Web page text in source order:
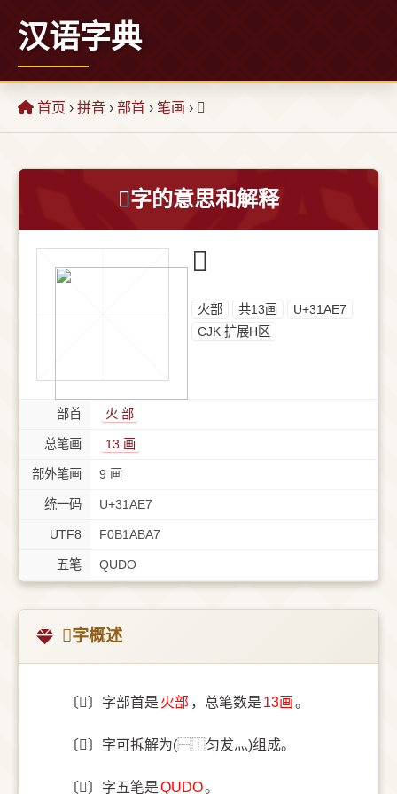
汉语字典
首页 › 拼音 › 部首 › 笔画 › 𱫧
𱫧字的意思和解释
𱫧
⽕部 共13画
U+31AE7
CJK 扩展H区
部首 ⽕ 部
总笔画 13 画
部外笔画 9 画
统一码 U+31AE7
UTF8 F0B1ABA7
五笔 QUDO
𱫧字概述
〔𱫧〕字部首是 ⽕部 ，总笔数是 13画。
〔𱫧〕字可拆解为(⿱⿰匀犮灬)组成。
〔𱫧〕字五笔是QUDO。